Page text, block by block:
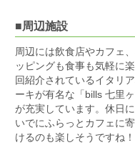
■周辺施設
周辺には飲食店やカフェ
ッピングも食事も気軽に
回紹介されているイタリ
ーキが有名な「bills 七里
が充実しています。休日
いでにふらっとカフェに
けるのも楽しそうですね！